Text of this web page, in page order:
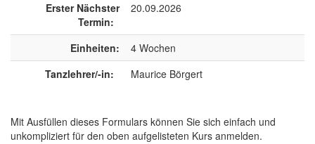
Erster Nächster
Termin:
20.09.2026
Einheiten:
4 Wochen
Tanzlehrer/-in:
Maurice Börgert
Mit Ausfüllen dieses Formulars können Sie sich einfach und
unkompliziert für den oben aufgelisteten Kurs anmelden.